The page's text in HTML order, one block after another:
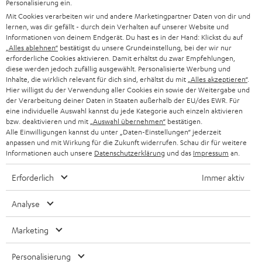
n
g
HIFI-LAUTSPRECHER
SMART HOME
BLUETOOTH-LAUTSPRECHER
KOPFHÖRER
BLUETOOTH-KOPFHÖRER
STEREOANLAGEN
PRESSE & MARKETING
GESCHÄFTSKUNDEN
PARTNERPROGRAMM
BLOG
NEWSLETTER
STORES
DEINE VORTEILE BEI TEUFEL
TEUFEL STORY
UNSER MANAGEMENT
NACHHALTIGKEIT
DEUTSCHLAND
ÖSTERREICH
SCHWEIZ
NIEDERLANDE
BELGIEN
FRANKREICH
SPANIEN
Personalisierung ein.
Mit Cookies verarbeiten wir und andere Marketingpartner Daten von dir und
lernen, was dir gefällt - durch dein Verhalten auf unserer Website und
Informationen von deinem Endgerät. Du hast es in der Hand: Klickst du auf
„Alles ablehnen“ bestätigst du unsere Grundeinstellung, bei der wir nur
erforderliche Cookies aktivieren. Damit erhältst du zwar Empfehlungen,
diese werden jedoch zufällig ausgewählt. Personalisierte Werbung und
Inhalte, die wirklich relevant für dich sind, erhältst du mit „Alles akzeptieren“.
Hier willigst du der Verwendung aller Cookies ein sowie der Weitergabe und
der Verarbeitung deiner Daten in Staaten außerhalb der EU/des EWR. Für
eine individuelle Auswahl kannst du jede Kategorie auch einzeln aktivieren
bzw. deaktivieren und mit „Auswahl übernehmen“ bestätigen.
Alle Einwilligungen kannst du unter „Daten-Einstellungen“ jederzeit
anpassen und mit Wirkung für die Zukunft widerrufen. Schau dir für weitere
Informationen auch unsere Datenschutzerklärung und das Impressum an.
Erforderlich Immer aktiv
Analyse
Marketing
Personalisierung